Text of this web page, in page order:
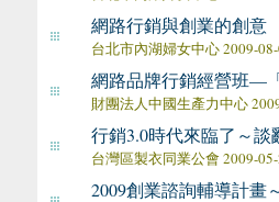
網路行銷與創業的創意
台北市內湖婦女中心 2009-
網路品牌行銷經營班—
財團法人中國生產力中心
行銷3.0時代來臨了～談
台灣區製衣同業公會 2009-
2009創業諮詢輔導計畫